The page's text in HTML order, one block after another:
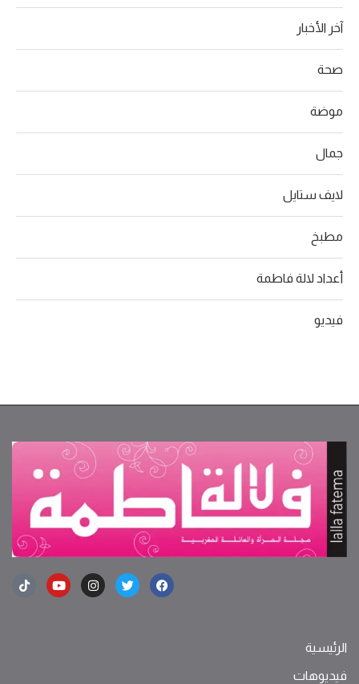
آخر الأخبار
صحة
موضة
جمال
لايف ستايل
مطبخ
أعداد لالة فاطمة
فيديو
الرئيسية
فيديوهات